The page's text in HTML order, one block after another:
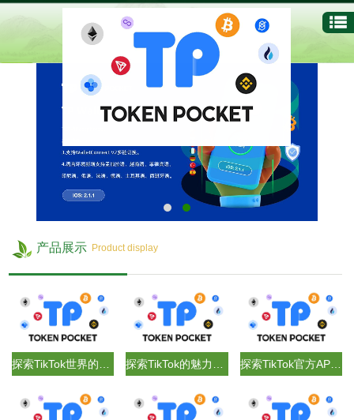
产品展示 Product display
探索TikTok世界的秘密：轻松下载与分享你的心动瞬间 探索TikTok的魅力，TikTok官网下载安装指南 探索TikTok官方APP下载的全新体验